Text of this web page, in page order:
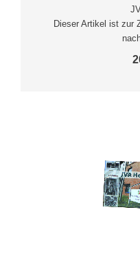
Dieser Artikel ist zur